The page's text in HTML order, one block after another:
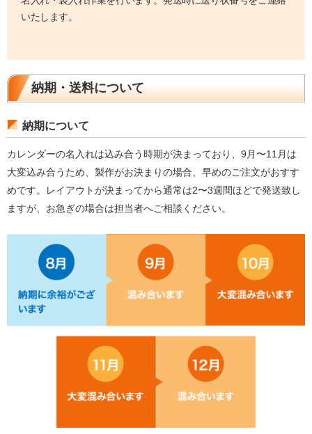
いたします。
納期・送料について
納期について
カレンダーの名入れは込み合う時期が決まっており、9月〜11月は
大変込み合うため、製作がお決まりの場合、早めのご注文がおすす
めです。レイアウトが決まってから通常は2〜3週間ほどで発送致し
ますが、お急ぎの場合は担当者へご相談ください。